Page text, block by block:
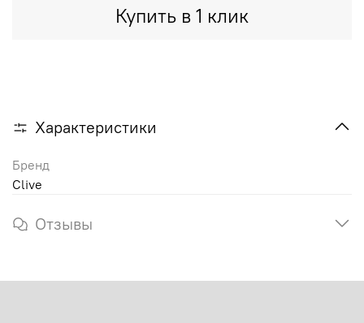
Купить в 1 клик
Характеристики
Бренд
Clive
Отзывы